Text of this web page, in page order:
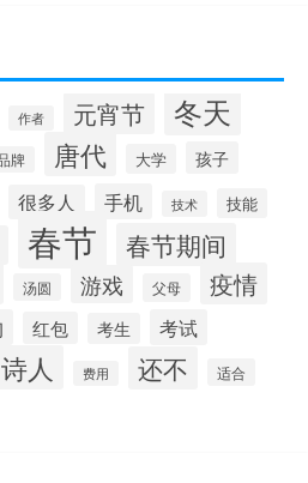
作者 元宵节 冬天
牌 唐代 大学 孩子
很多人 手机 技术 技能
春节 春节期间
汤圆 游戏 父母 疫情
红包 考生 考试
诗人 费用 还不 适合